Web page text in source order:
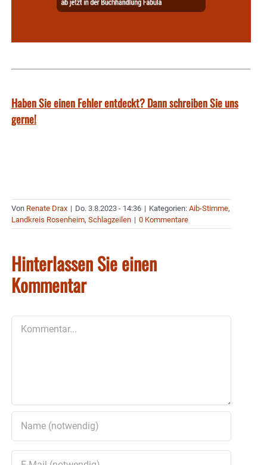
Haben Sie einen Fehler entdeckt? Dann schreiben Sie uns
gerne!
Von Renate Drax | Do. 3.8.2023 - 14:36 | Kategorien: Aib-Stimme,
Landkreis Rosenheim, Schlagzeilen | 0 Kommentare
Hinterlassen Sie einen
Kommentar